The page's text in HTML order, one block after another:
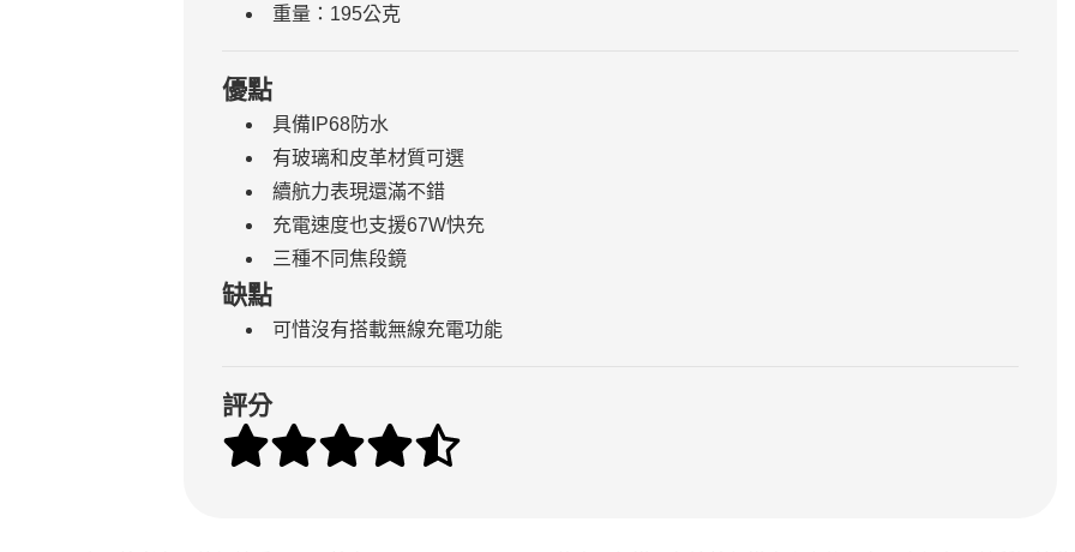
重量：195公克
優點
具備IP68防水
有玻璃和皮革材質可選
續航力表現還滿不錯
充電速度也支援67W快充
三種不同焦段鏡
缺點
可惜沒有搭載無線充電功能
評分